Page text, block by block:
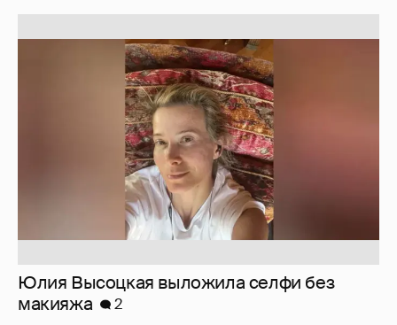
Юлия Высоцкая выложила селфи без